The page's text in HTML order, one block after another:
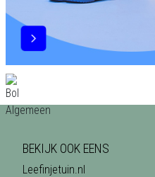
BEKIJK OOK EENS
Leefinjetuin.nl